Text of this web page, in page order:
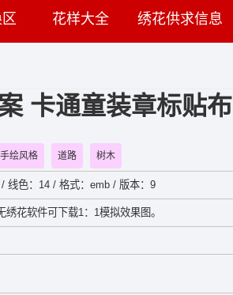
花样大全 绣花供求信息
卡通童装章标贴布
手绘风格 道路 树木
线色：14 / 格式：emb / 版本：9
花软件可下载1：1模拟效果图。